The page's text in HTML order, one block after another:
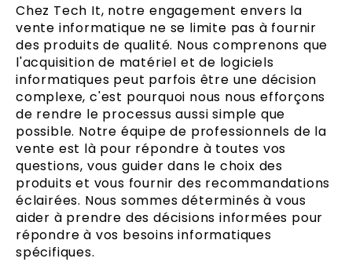
Chez Tech It, notre engagement envers la
vente informatique ne se limite pas à fournir
des produits de qualité. Nous comprenons que
l'acquisition de matériel et de logiciels
informatiques peut parfois être une décision
complexe, c'est pourquoi nous nous efforçons
de rendre le processus aussi simple que
possible. Notre équipe de professionnels de la
vente est là pour répondre à toutes vos
questions, vous guider dans le choix des
produits et vous fournir des recommandations
éclairées. Nous sommes déterminés à vous
aider à prendre des décisions informées pour
répondre à vos besoins informatiques
spécifiques.